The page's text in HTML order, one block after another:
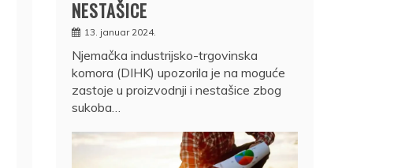
NESTAŠICE
13. januar 2024.
Njemačka industrijsko-trgovinska
komora (DIHK) upozorila je na moguće
zastoje u proizvodnji i nestašice zbog
sukoba…